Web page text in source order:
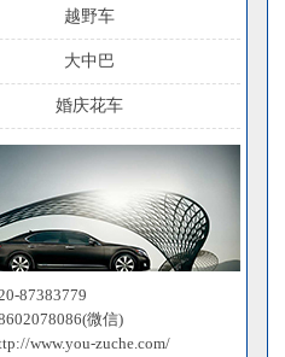
越野车
大中巴
婚庆花车
87383779
微信)
www.you-zuche.com/